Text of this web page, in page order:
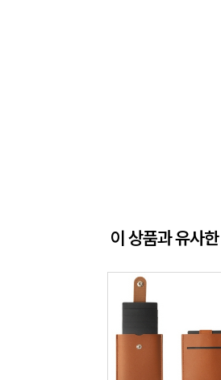
이 상품과 유사한